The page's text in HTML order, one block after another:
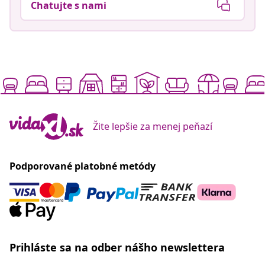
Chatujte s nami
Žite lepšie za menej peňazí
Podporované platobné metódy
Prihláste sa na odber nášho newslettera